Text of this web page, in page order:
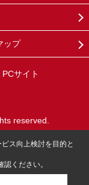
ップ
PCサイト
reserved.
ス向上検討を目的と
認ください。